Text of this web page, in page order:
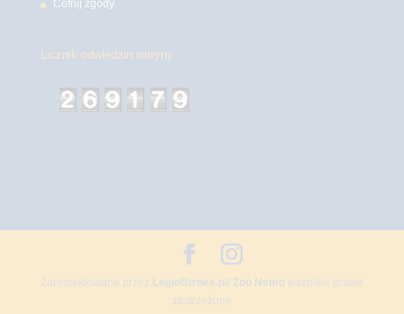
Cofnij zgody
Licznik odwiedzin witryny
Zaprojektowane przez LegioBiznes.pl/ Zoo Nemowszelkie prawa
zastrzeżone